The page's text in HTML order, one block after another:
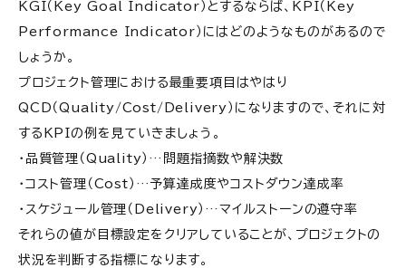
KGI（Key Goal Indicator）とするならば、KPI（Key
Performance Indicator）にはどのようなものがあるので
しょうか。
プロジェクト管理における最重要項目はやはり
QCD（Quality/Cost/Delivery）になりますので、それに対
するKPIの例を見ていきましょう。
・品質管理（Quality）…問題指摘数や解決数
・コスト管理（Cost）…予算達成度やコストダウン達成率
・スケジュール管理（Delivery）…マイルストーンの遵守率
それらの値が目標設定をクリアしていることが、プロジェクトの
状況を判断する指標になります。